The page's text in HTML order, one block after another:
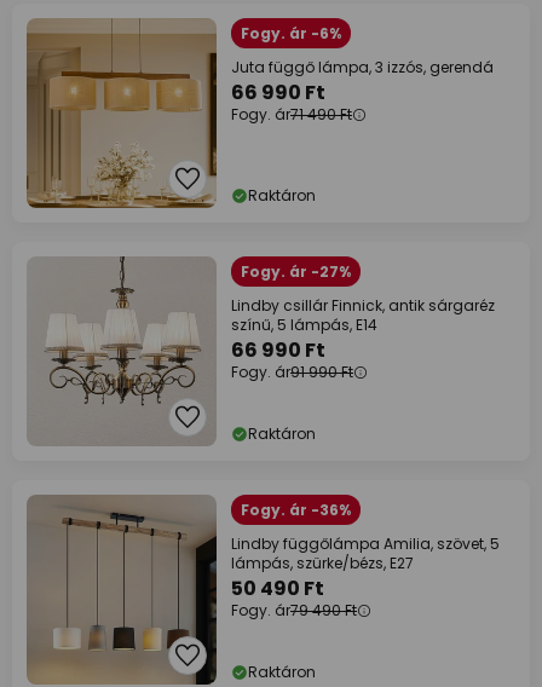
Fogy. ár -6%
Juta függő lámpa, 3 izzós, gerendá
66 990 Ft
Fogy. ár71 490 Ft
Raktáron
Fogy. ár -27%
Lindby csillár Finnick, antik sárgaréz
színű, 5 lámpás, E14
66 990 Ft
Fogy. ár91 990 Ft
Raktáron
Fogy. ár -36%
Lindby függőlámpa Amilia, szövet, 5
lámpás, szürke/bézs, E27
50 490 Ft
Fogy. ár79 490 Ft
Raktáron